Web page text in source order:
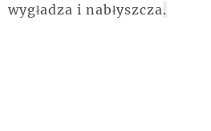
wygładza i nabłyszcza.